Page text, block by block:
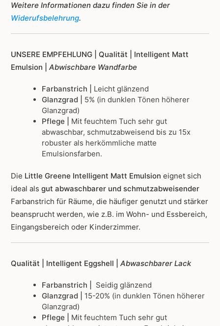
Weitere Informationen dazu finden Sie in der
Widerufsbelehrung.
UNSERE EMPFEHLUNG | Qualität | Intelligent Matt
Emulsion | Abwischbare Wandfarbe
Farbanstrich | Leicht glänzend
Glanzgrad | 5% (in dunklen Tönen höherer
Glanzgrad)
Pflege |
Mit feuchtem Tuch sehr gut
abwaschbar, schmutzabweisend bis zu 15x
robuster als herkömmliche matte
Emulsionsfarben.
Die Little Greene Intelligent Matt Emulsion eignet sich
ideal als gut abwaschbarer und schmutzabweisender
Farbanstrich für Räume, die häufiger genutzt und stärker
beansprucht werden, wie z.B. im Wohn- und Essbereich,
Eingangsbereich oder Kinderzimmer.
Qualität | Intelligent Eggshell | Abwaschbarer Lack
Farbanstrich | Seidig glänzend
Glanzgrad |
15-20% (in dunklen Tönen höherer
Glanzgrad)
Pflege |
Mit feuchtem Tuch sehr gut